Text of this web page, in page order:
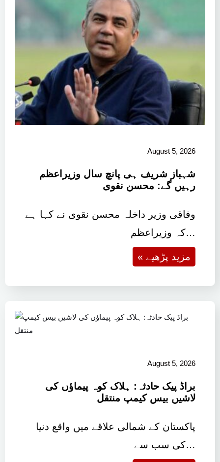
August 5, 2026
شہباز شریف ہی پانچ سال وزیراعظم
رہیں گے: محسن نقوی
وفاقی وزیر داخلہ محسن نقوی نے کہا ہے
کہ وزیراعظم…
« مزید پڑھیے
August 5, 2026
براڈ پیک حادثہ: ہلاک کوہ پیماؤں کی
لاشیں بیس کیمپ منتقل
پاکستان کے شمالی علاقے میں واقع دنیا
کی سب سے…